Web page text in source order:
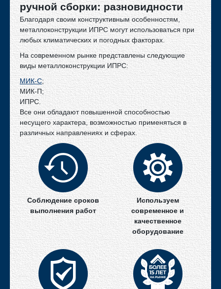
Водопропускные трубы
Газоходы
Каркасы
Мосты ВМ
Прочая продукция
Рама шагающего экскаватора
Сборно-разборные мосты многократного применения
Контрольная сборка моста
Пешеходный мост на трассе М1
Модульные напорные станции "Роснефть"
Элементы трубопроводов дожимной КС
Политика конфиденциальности
Контакты
ручной сборки: разновидности
Благодаря своим конструктивным особенностям,
металлоконструкции ИПРС могут использоваться при
любых климатических и погодных факторах.
На современном рынке представлены следующие
виды металлоконструкции ИПРС:
МИК-С;
МИК-П;
ИПРС.
Все они обладают повышенной способностью
несущего характера, возможностью применяться в
различных направлениях и сферах.
Соблюдение сроков
выполнения работ
Используем
современное и
качественное
оборудование